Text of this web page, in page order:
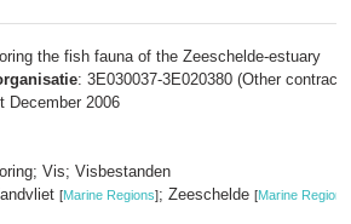
the fish fauna of the Zeeschelde-estuary
: 3E030037-3E020380 (Other contract
December 2006
Vis; Visbestanden
[Marine Regions]; Zeeschelde [Marine Regions